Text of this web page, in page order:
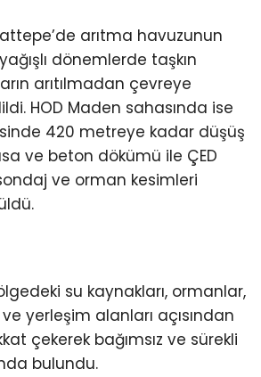
arıtma havuzunun
dönemlerde taşkın
arıtılmadan çevreye
HOD Maden sahasında ise
420 metreye kadar düşüş
ve beton dökümü ile ÇED
sondaj ve orman kesimleri
su kaynakları, ormanlar,
yerleşim alanları açısından
çekerek bağımsız ve sürekli
bulundu.